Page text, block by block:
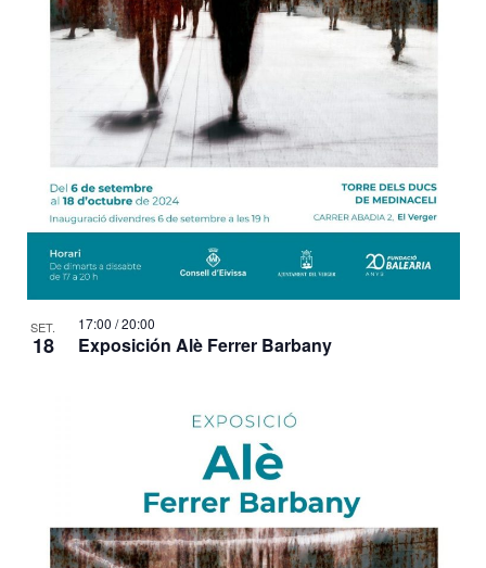
SET.
18 Exposición Alè Ferrer Barbany
17:00 / 20:00